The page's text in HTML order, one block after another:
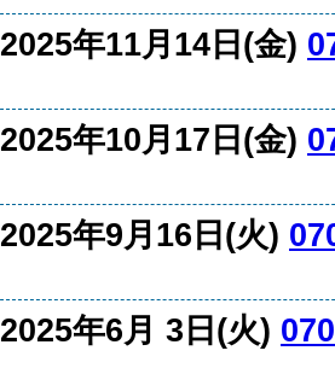
2025年11月14日(金)
2025年10月17日(金)
2025年9月16日(火)
2025年6月 3日(火)